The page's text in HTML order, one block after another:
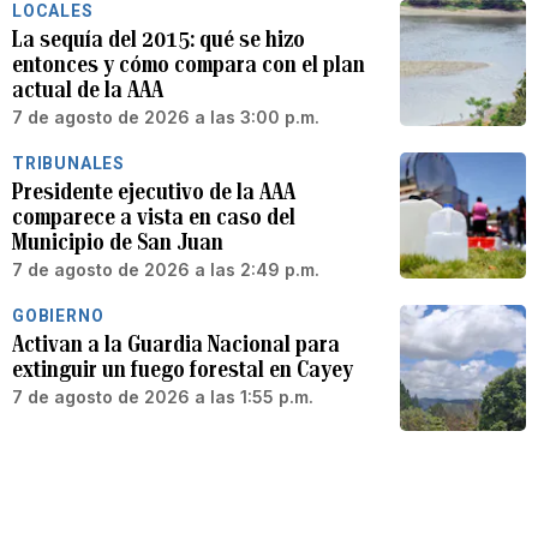
LOCALES
La sequía del 2015: qué se hizo
entonces y cómo compara con el plan
actual de la AAA
7 de agosto de 2026 a las 3:00 p.m.
TRIBUNALES
Presidente ejecutivo de la AAA
comparece a vista en caso del
Municipio de San Juan
7 de agosto de 2026 a las 2:49 p.m.
GOBIERNO
Activan a la Guardia Nacional para
extinguir un fuego forestal en Cayey
7 de agosto de 2026 a las 1:55 p.m.